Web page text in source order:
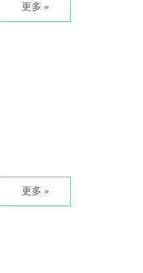
更多 »
更多 »